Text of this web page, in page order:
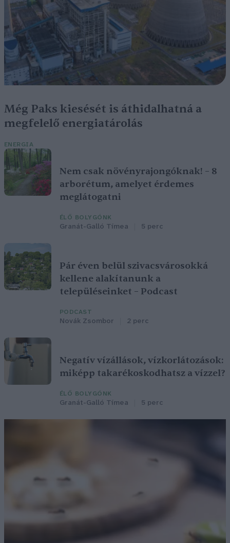
Még Paks kiesését is áthidalhatná a
megfelelő energiatárolás
ENERGIA
Nem csak növényrajongóknak! – 8
arborétum, amelyet érdemes
meglátogatni
ÉLŐ BOLYGÓNK
Granát-Galló Tímea 5 perc
Pár éven belül szivacsvárosokká
kellene alakítanunk a
településeinket – Podcast
PODCAST
Novák Zsombor 2 perc
Negatív vízállások, vízkorlátozások:
miképp takarékoskodhatsz a vízzel?
ÉLŐ BOLYGÓNK
Granát-Galló Tímea 5 perc